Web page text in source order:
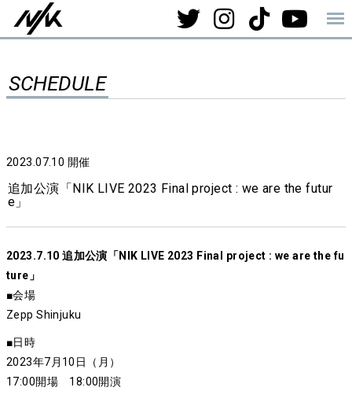
SCHEDULE
2023.07.10 開催
追加公演「NIK LIVE 2023 Final project : we are the futur
e」
2023.7.10 追加公演「NIK LIVE 2023 Final project : we are the fu
ture」
■会場
Zepp Shinjuku
■日時
2023年7月10日（月）
17:00開場 18:00開演